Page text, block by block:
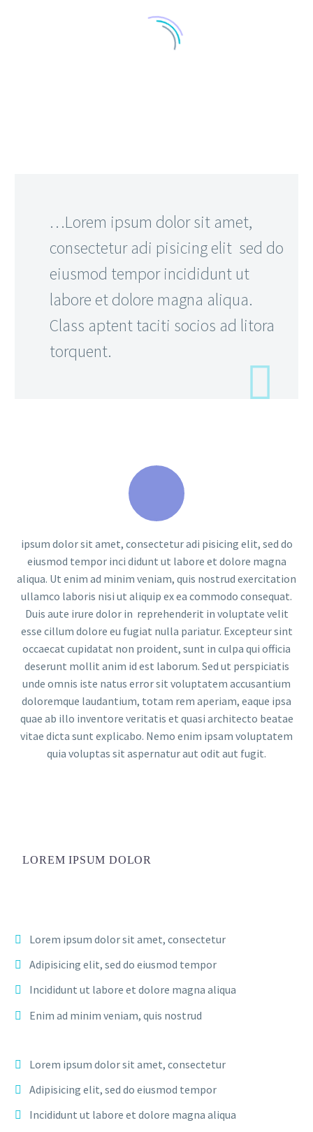
…Lorem ipsum dolor sit amet,
consectetur adi pisicing elit sed do
eiusmod tempor incididunt ut
labore et dolore magna aliqua.
Class aptent taciti socios ad litora
torquent.
ipsum dolor sit amet, consectetur adi pisicing elit, sed do
eiusmod tempor inci didunt ut labore et dolore magna
aliqua. Ut enim ad minim veniam, quis nostrud exercitation
ullamco laboris nisi ut aliquip ex ea commodo consequat.
Duis aute irure dolor in reprehenderit in voluptate velit
esse cillum dolore eu fugiat nulla pariatur. Excepteur sint
occaecat cupidatat non proident, sunt in culpa qui officia
deserunt mollit anim id est laborum. Sed ut perspiciatis
unde omnis iste natus error sit voluptatem accusantium
doloremque laudantium, totam rem aperiam, eaque ipsa
quae ab illo inventore veritatis et quasi architecto beatae
vitae dicta sunt explicabo. Nemo enim ipsam voluptatem
quia voluptas sit aspernatur aut odit aut fugit.
LOREM IPSUM DOLOR
Lorem ipsum dolor sit amet, consectetur
Adipisicing elit, sed do eiusmod tempor
Incididunt ut labore et dolore magna aliqua
Enim ad minim veniam, quis nostrud
Lorem ipsum dolor sit amet, consectetur
Adipisicing elit, sed do eiusmod tempor
Incididunt ut labore et dolore magna aliqua